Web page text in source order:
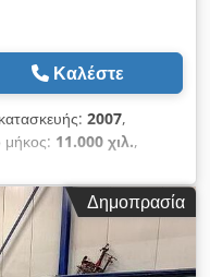
ανίχνευσης
μπάρων ανύψωσης για
Σύστημα κενού •
κενού Μονάδες
C3-A1: • Διάταξη
ή επαγωγικούς
αξόνων • Φλάντζα για
με 5
μπορούν να
είναι κάθετη) •
Καλέστε
2007,
μήκος: 11.000 χιλ.,
Γκρι Κενό βάρος: 7.200
μηχανήματος από:
Τεκμηρίωση διαθέσιμη:
Ηλεκτρικά
συναρμολόγησης -
Δημοπρασία